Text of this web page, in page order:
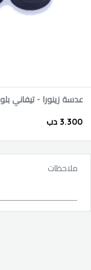
عدسة زينورا - تيفاني بلو
3.300 دب
ملاحظات